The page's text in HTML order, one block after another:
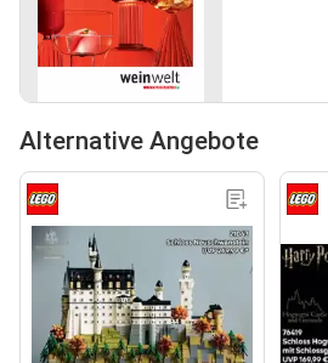
Alternative Angebote